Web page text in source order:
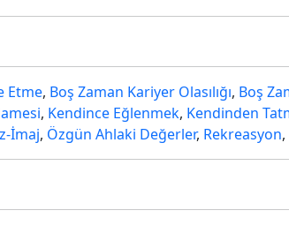
Etme, Boş Zaman Kariyer Olasılığı, Boş
, Kendince Eğlenmek, Kendinden
İmaj, Özgün Ahlaki Değerler, Rekreasyon,